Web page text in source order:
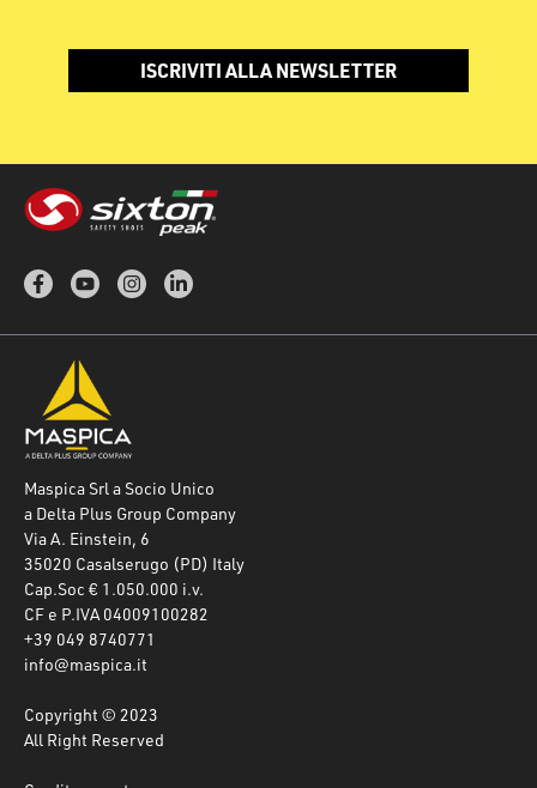
ISCRIVITI ALLA NEWSLETTER
Maspica Srl a Socio Unico
a Delta Plus Group Company
Via A. Einstein, 6
35020 Casalserugo (PD) Italy
Cap.Soc € 1.050.000 i.v.
CF e P.IVA 04009100282
+39 049 8740771
info@maspica.it
Copyright © 2023
All Right Reserved